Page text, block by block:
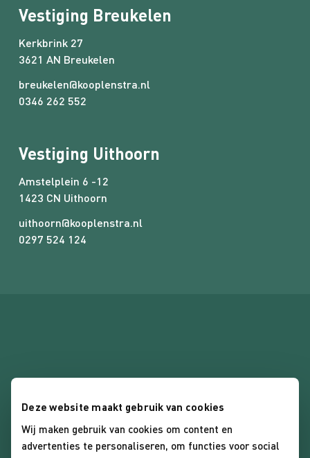
Deze website maakt gebruik van cookies
Wij maken gebruik van cookies om content en
advertenties te personaliseren, om functies voor social
Vestiging Breukelen
Kerkbrink 27
3621 AN Breukelen
breukelen@kooplenstra.nl
0346 262 552
Vestiging Uithoorn
Amstelplein 6 -12
1423 CN Uithoorn
uithoorn@kooplenstra.nl
0297 524 124
Algemene voorwaarden
Privacybeleid